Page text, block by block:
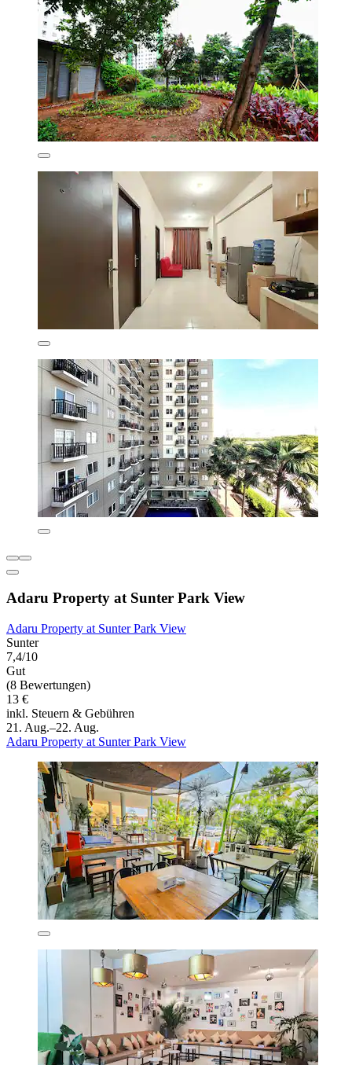
Adaru Property at Sunter Park View
Adaru Property at Sunter Park View
Sunter
7,4/10
Gut
(8 Bewertungen)
13 €
inkl. Steuern & Gebühren
21. Aug.–22. Aug.
Adaru Property at Sunter Park View